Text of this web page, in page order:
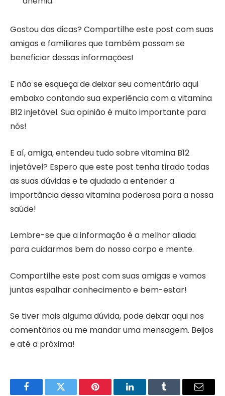
Gostou das dicas? Compartilhe este post com suas
amigas e familiares que também possam se
beneficiar dessas informações!
E não se esqueça de deixar seu comentário aqui
embaixo contando sua experiência com a vitamina
B12 injetável. Sua opinião é muito importante para
nós!
E aí, amiga, entendeu tudo sobre vitamina B12
injetável? Espero que este post tenha tirado todas
as suas dúvidas e te ajudado a entender a
importância dessa vitamina poderosa para a nossa
saúde!
Lembre-se que a informação é a melhor aliada
para cuidarmos bem do nosso corpo e mente.
Compartilhe este post com suas amigas e vamos
juntas espalhar conhecimento e bem-estar!
Se tiver mais alguma dúvida, pode deixar aqui nos
comentários ou me mandar uma mensagem. Beijos
e até a próxima!